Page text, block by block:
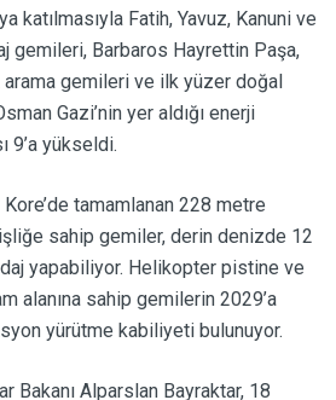
katılmasıyla Fatih, Yavuz, Kanuni ve
gemileri, Barbaros Hayrettin Paşa,
gemileri ve ilk yüzer doğal
Gazi’nin yer aldığı enerji
9’a yükseldi.
Kore’de tamamlanan 228 metre
sahip gemiler, derin denizde 12
yapabiliyor. Helikopter pistine ve
alanına sahip gemilerin 2029’a
yürütme kabiliyeti bulunuyor.
Bakanı Alparslan Bayraktar, 18